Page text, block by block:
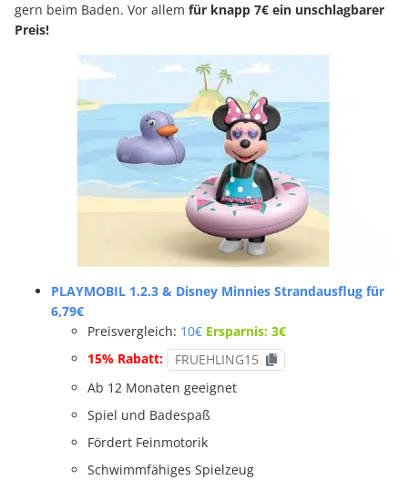
gern beim Baden. Vor allem für knapp 7€ ein unschlagbarer
Preis!
PLAYMOBIL 1.2.3 & Disney Minnies Strandausflug für
6,79€
Preisvergleich: 10€ Ersparnis: 3€
15% Rabatt:
FRUEHLING15
Ab 12 Monaten geeignet
Spiel und Badespaß
Fördert Feinmotorik
Schwimmfähiges Spielzeug